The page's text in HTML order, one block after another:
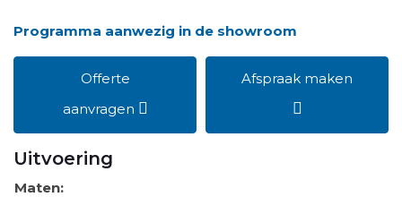
Programma aanwezig in de showroom
Offerte
aanvragen
Afspraak maken
Uitvoering
Maten: